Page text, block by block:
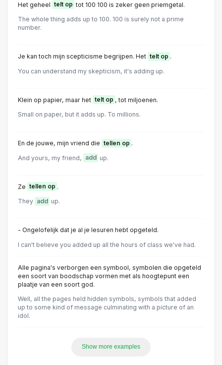
Het geheel telt op tot 100 100 is zeker geen priemgetal.
The whole thing adds up to 100. 100 is surely not a prime
number.
Je kan toch mijn scepticisme begrijpen. Het telt op .
You can understand my skepticism, it's adding up.
Klein op papier, maar het telt op , tot miljoenen.
Small on paper, but it adds up. To millions.
En de jouwe, mijn vriend die tellen op .
And yours, my friend, add up.
Ze tellen op .
They add up.
- Ongelofelijk dat je al je lesuren hebt opgeteld.
I can't believe you added up all the hours of class we've had.
Alle pagina's verborgen een symbool, symbolen die opgeteld
een soort van boodschap vormen met als hoogtepunt een
plaatje van een soort god.
Well, all the pages held hidden symbols, symbols that added
up to some kind of message culminating with a picture of an
idol.
Show more examples